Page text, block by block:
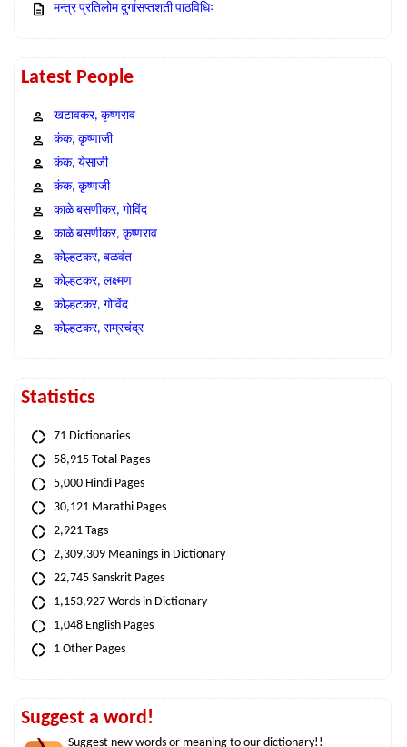
मन्त्र प्रतिलोम दुर्गासप्तशती पाठविधिः
Latest People
खटावकर, कृष्णराव
कंक, कृष्णाजी
कंक, येसाजी
कंक, कृष्णजी
काळे बसणीकर, गोविंद
काळे बसणीकर, कृष्णराव
कोल्हटकर, बळवंत
कोल्हटकर, लक्ष्मण
कोल्हटकर, गोविंद
कोल्हटकर, राम्रचंद्र
Statistics
71 Dictionaries
58,915 Total Pages
5,000 Hindi Pages
30,121 Marathi Pages
2,921 Tags
2,309,309 Meanings in Dictionary
22,745 Sanskrit Pages
1,153,927 Words in Dictionary
1,048 English Pages
1 Other Pages
Suggest a word!
Suggest new words or meaning to our dictionary!!